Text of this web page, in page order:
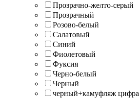
Прозрачно-желто-серый
Прозрачный
Розово-белый
Салатовый
Синий
Фиолетовый
Фуксия
Черно-белый
Черный
черный+камуфляж цифра